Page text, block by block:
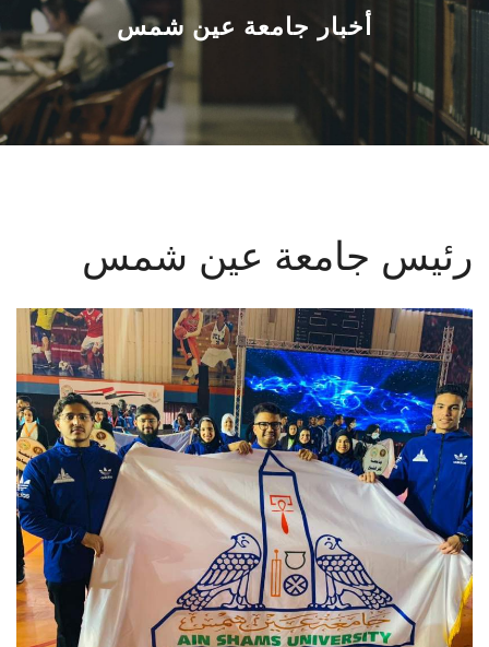
القطاعـات
الشئون الأكاديمية
البحث العلمي
المراكز والوحدات
الأنظمة الذكية
الإعلام
تواصل معنا
الطلاب
هيئة التدريس
الدراسات العليا
أخبار جامعة عين شمس
رئيس جامعة عين شمس